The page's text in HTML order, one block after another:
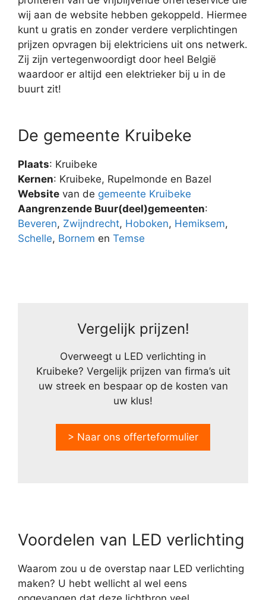
wij aan de website hebben gekoppeld. Hiermee
kunt u gratis en zonder verdere verplichtingen
prijzen opvragen bij elektriciens uit ons netwerk.
Zij zijn vertegenwoordigt door heel België
waardoor er altijd een elektrieker bij u in de
buurt zit!
De gemeente Kruibeke
Plaats: Kruibeke
Kernen: Kruibeke, Rupelmonde en Bazel
Website van de gemeente Kruibeke
Aangrenzende Buur(deel)gemeenten:
Beveren, Zwijndrecht, Hoboken, Hemiksem,
Schelle, Bornem en Temse
Vergelijk prijzen!
Overweegt u LED verlichting in
Kruibeke? Vergelijk prijzen van firma’s uit
uw streek en bespaar op de kosten van
uw klus!
> Naar ons offerteformulier
Voordelen van LED verlichting
Waarom zou u de overstap naar LED verlichting
maken? U hebt wellicht al wel eens